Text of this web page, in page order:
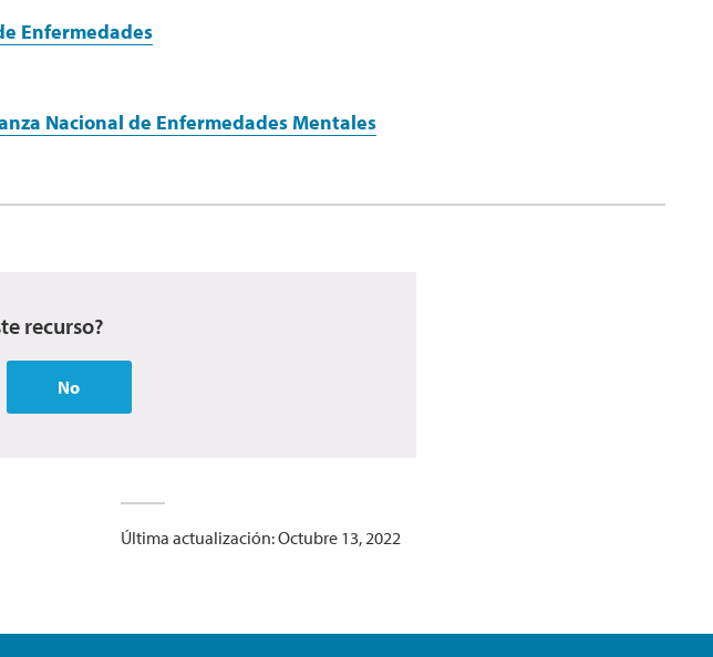
Enfermedades
Nacional de Enfermedades Mentales
recurso?
No
Última actualización: Octubre 13, 2022